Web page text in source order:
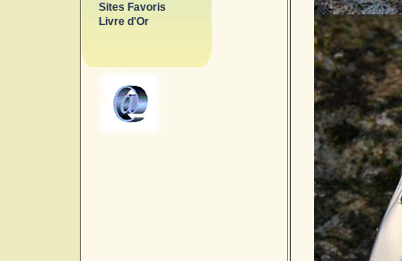
Sites Favoris
Livre d'Or